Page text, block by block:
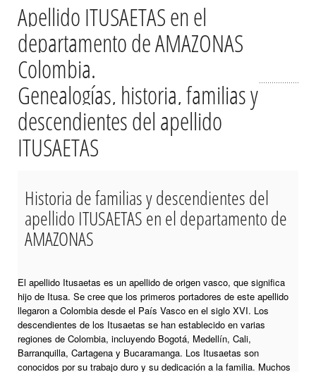
Apellido ITUSAETAS en el
departamento de AMAZONAS
Colombia.
Genealogías, historia, familias y
descendientes del apellido
ITUSAETAS
Historia de familias y descendientes del
apellido ITUSAETAS en el departamento de
AMAZONAS
El apellido Itusaetas es un apellido de origen vasco, que significa
hijo de Itusa. Se cree que los primeros portadores de este apellido
llegaron a Colombia desde el País Vasco en el siglo XVI. Los
descendientes de los Itusaetas se han establecido en varias
regiones de Colombia, incluyendo Bogotá, Medellín, Cali,
Barranquilla, Cartagena y Bucaramanga. Los Itusaetas son
conocidos por su trabajo duro y su dedicación a la familia. Muchos